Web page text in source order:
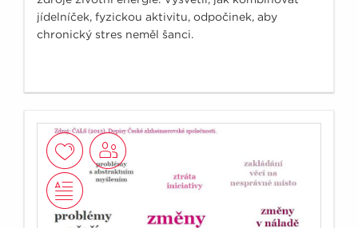
jídelníček, fyzickou aktivitu, odpočinek, aby
chronický stres neměl šanci.